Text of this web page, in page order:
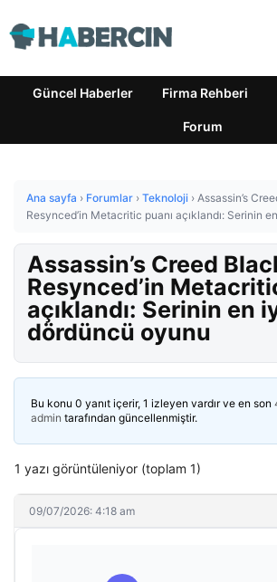
Güncel Haberler Firma Rehberi
Forum
Ana sayfa › Forumlar › Teknoloji › Assassin’s
Resynced’in Metacritic puanı açıklandı: Serinin
Assassin’s Creed
Resynced’in
açıklandı: Serinin en
dördüncü oyunu
Bu konu 0 yanıt içerir, 1 izleyen vardır ve en son
admin tarafından güncellenmiştir.
1 yazı görüntüleniyor (toplam 1)
09/07/2026: 4:18 am